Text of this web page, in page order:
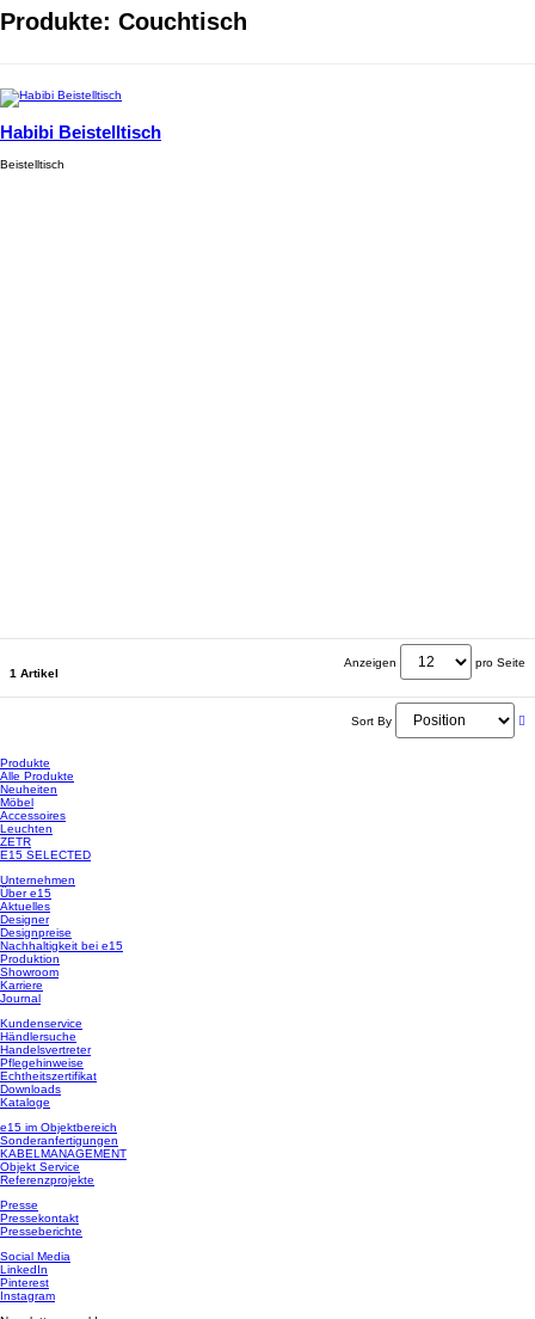
Produkte: Couchtisch
Habibi Beistelltisch
Beistelltisch
1 Artikel
Anzeigen pro Seite
Sort By
Produkte
Alle Produkte
Neuheiten
Möbel
Accessoires
Leuchten
ZETR
E15 SELECTED
Unternehmen
Über e15
Aktuelles
Designer
Designpreise
Nachhaltigkeit bei e15
Produktion
Showroom
Karriere
Journal
Kundenservice
Händlersuche
Handelsvertreter
Pflegehinweise
Echtheitszertifikat
Downloads
Kataloge
e15 im Objektbereich
Sonderanfertigungen
KABELMANAGEMENT
Objekt Service
Referenzprojekte
Presse
Pressekontakt
Presseberichte
Social Media
LinkedIn
Pinterest
Instagram